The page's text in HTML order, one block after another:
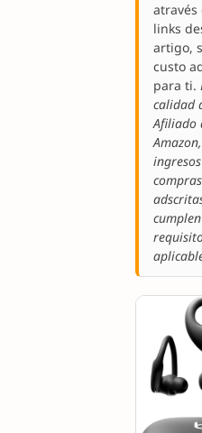
através
links
artigo,
custo
para ti.
calidad
Afiliado
compras